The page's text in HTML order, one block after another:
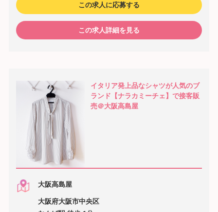
この求人に応募する
この求人詳細を見る
イタリア発上品なシャツが人気のブ
ランド【ナラカミーチェ】で接客販
売＠大阪高島屋
大阪高島屋
大阪府大阪市中央区